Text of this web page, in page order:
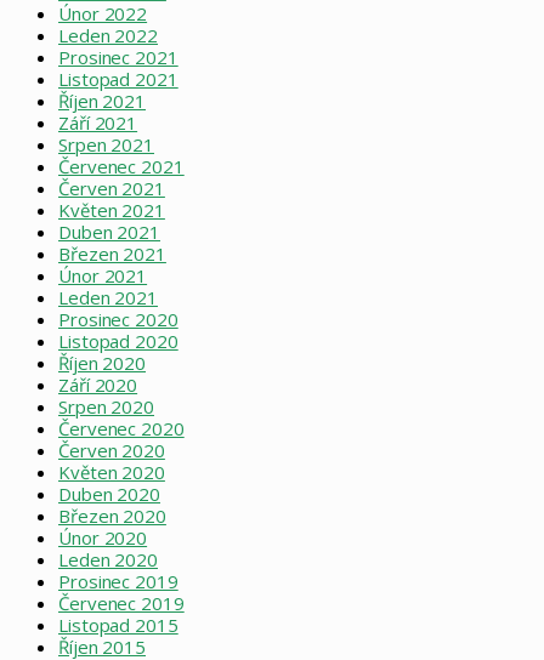
Únor 2022
Leden 2022
Prosinec 2021
Listopad 2021
Říjen 2021
Září 2021
Srpen 2021
Červenec 2021
Červen 2021
Květen 2021
Duben 2021
Březen 2021
Únor 2021
Leden 2021
Prosinec 2020
Listopad 2020
Říjen 2020
Září 2020
Srpen 2020
Červenec 2020
Červen 2020
Květen 2020
Duben 2020
Březen 2020
Únor 2020
Leden 2020
Prosinec 2019
Červenec 2019
Listopad 2015
Říjen 2015